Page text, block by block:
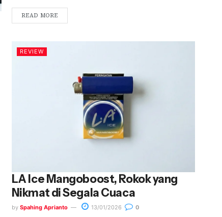
READ MORE
REVIEW
LA Ice Mangoboost, Rokok yang
Nikmat di Segala Cuaca
by Spahing Aprianto 13/01/2026 0